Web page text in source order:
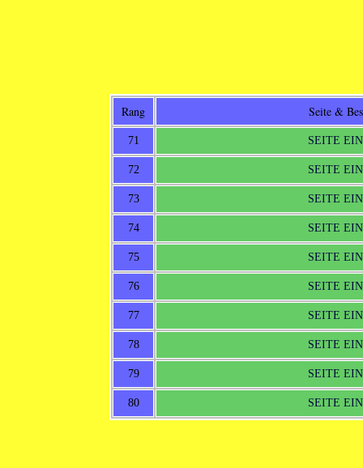
Rang Seite &
71 SEITE
72 SEITE
73 SEITE
74 SEITE
75 SEITE
76 SEITE
77 SEITE
78 SEITE
79 SEITE
80 SEITE